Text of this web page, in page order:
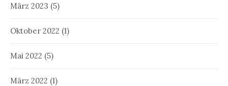
März 2023 (5)
Oktober 2022 (1)
Mai 2022 (5)
März 2022 (1)